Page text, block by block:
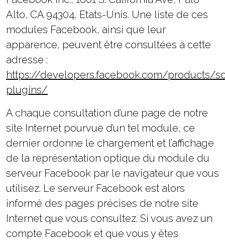
Alto, CA 94304, Etats-Unis. Une liste de ces
modules Facebook, ainsi que leur
apparence, peuvent être consultées à cette
adresse :
https://developers.facebook.com/products/
plugins/
A chaque consultation d’une page de notre
site Internet pourvue d’un tel module, ce
dernier ordonne le chargement et l’affichage
de la représentation optique du module du
serveur Facebook par le navigateur que vous
utilisez. Le serveur Facebook est alors
informé des pages précises de notre site
Internet que vous consultez. Si vous avez un
compte Facebook et que vous y êtes